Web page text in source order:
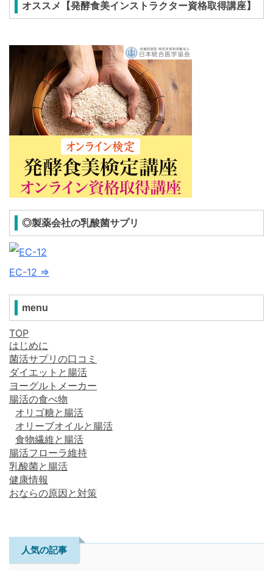
オススメ【発酵食美インストラクター資格取得講座】
◎製薬会社の乳酸菌サプリ
EC-12 ⇒
menu
TOP
はじめに
菌活サプリの口コミ
ダイエットと腸活
ヨーグルトメーカー
腸活の食べ物
オリゴ糖と腸活
オリーブオイルと腸活
食物繊維と腸活
腸活フローラ維持
乳酸菌と腸活
健康情報
おならの原因と対策
人気の記事